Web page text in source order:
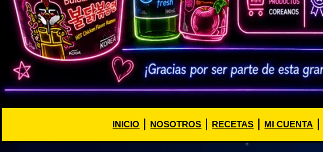
INICIO NOSOTROS RECETAS MI CUENTA